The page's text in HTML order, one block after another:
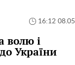
16:12 08.05
волю і
України